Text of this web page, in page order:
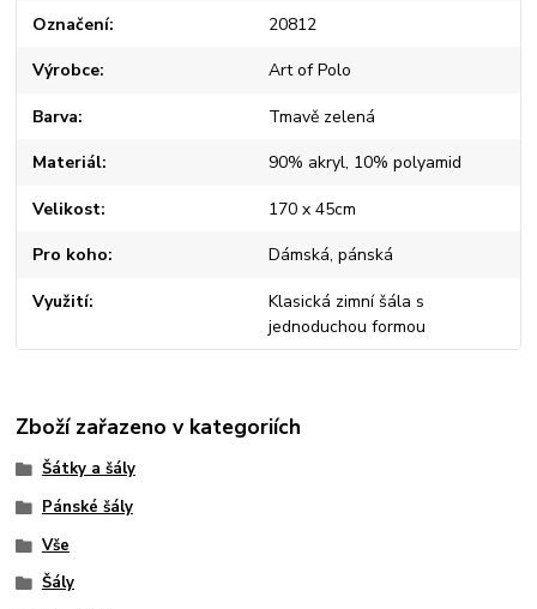
Označení 20812
Výrobce Art of Polo
Barva Tmavě zelená
Materiál 90% akryl, 10% polyamid
Velikost 170 x 45cm
Pro koho Dámská, pánská
Využití
Klasická zimní šála s
jednoduchou formou
Zboží zařazeno v kategoriích
Šátky a šály
Pánské šály
Vše
Šály